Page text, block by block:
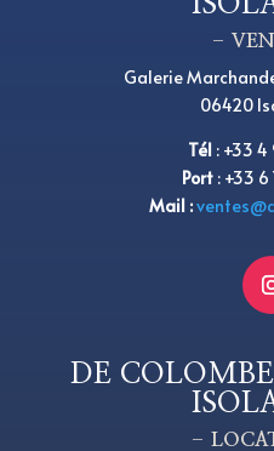
–
Galerie
06420
Tél: +33 4
Port : +33 6
Mail :
DE
–